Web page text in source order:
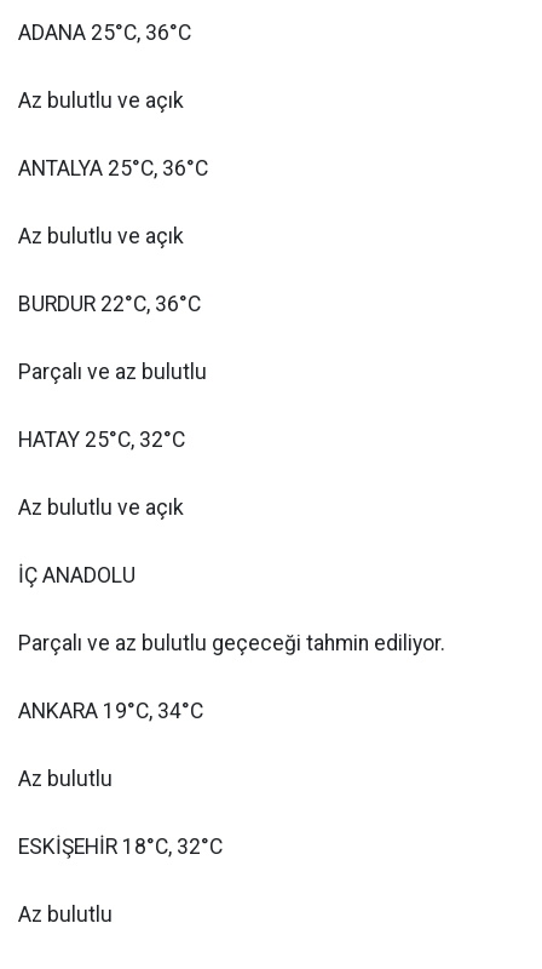
ADANA 25°C, 36°C
Az bulutlu ve açık
ANTALYA 25°C, 36°C
Az bulutlu ve açık
BURDUR 22°C, 36°C
Parçalı ve az bulutlu
HATAY 25°C, 32°C
Az bulutlu ve açık
İÇ ANADOLU
Parçalı ve az bulutlu geçeceği tahmin ediliyor.
ANKARA 19°C, 34°C
Az bulutlu
ESKİŞEHİR 18°C, 32°C
Az bulutlu